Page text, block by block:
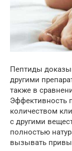
Пептиды
другими
также в
Эффективность
количеством
с другими
полностью
вызывать